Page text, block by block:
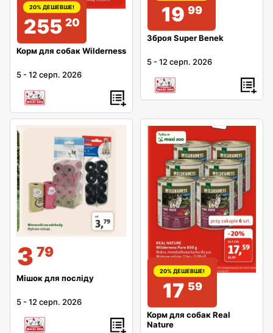
20% ДЕШЕВШЕ!
255 20
Корм для собак Wilderness
5 -12 серп. 2026
19 99
Зброя Super Benek
5 -12 серп. 2026
3 79
Мішок для посліду
5 -12 серп. 2026
20% ДЕШЕВШЕ!
17 59
Корм для собак Real
Nature